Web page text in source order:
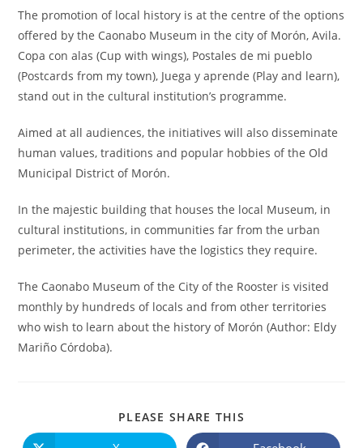
entrada:
The promotion of local history is at the centre of the options
offered by the Caonabo Museum in the city of Morón, Avila.
Copa con alas (Cup with wings), Postales de mi pueblo
(Postcards from my town), Juega y aprende (Play and learn),
stand out in the cultural institution’s programme.
Aimed at all audiences, the initiatives will also disseminate
human values, traditions and popular hobbies of the Old
Municipal District of Morón.
In the majestic building that houses the local Museum, in
cultural institutions, in communities far from the urban
perimeter, the activities have the logistics they require.
The Caonabo Museum of the City of the Rooster is visited
monthly by hundreds of locals and from other territories
who wish to learn about the history of Morón (Author: Eldy
Mariño Córdoba).
PLEASE SHARE THIS